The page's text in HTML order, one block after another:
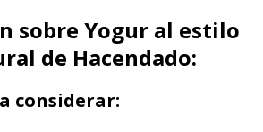
sobre Yogur al estilo
de Hacendado:
considerar: